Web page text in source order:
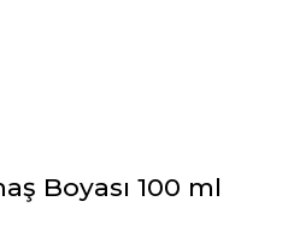
Boyası 100 ml